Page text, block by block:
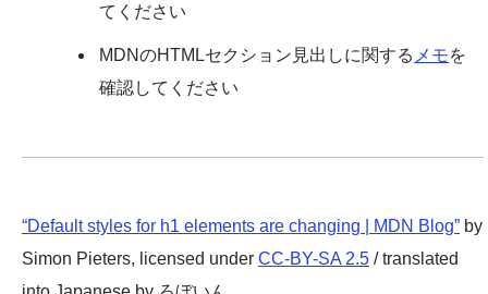
てください
MDNのHTMLセクション見出しに関する メモを
確認してください
“Default styles for h1 elements are changing | MDN Blog” by
Simon Pieters, licensed under CC-BY-SA 2.5 / translated